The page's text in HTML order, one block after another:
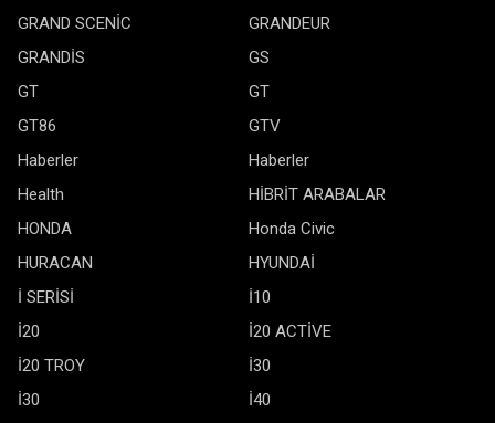
GRAND SCENİC
GRANDEUR
GRANDİS
GS
GT
GT
GT86
GTV
Haberler
Haberler
Health
HİBRİT ARABALAR
HONDA
Honda Civic
HURACAN
HYUNDAİ
İ SERİSİ
İ10
İ20
İ20 ACTİVE
İ20 TROY
İ30
İ30
İ40